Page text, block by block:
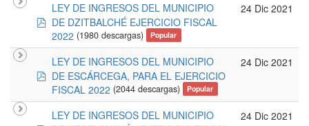
pdf
LEY DE INGRESOS DEL MUNICIPIO
DE DZITBALCHÉ EJERCICIO FISCAL
2022 (1980 descargas) Popular
24 Dic 2021
pdf
LEY DE INGRESOS DEL MUNICIPIO
DE ESCÁRCEGA, PARA EL EJERCICIO
FISCAL 2022 (2044 descargas) Popular
24 Dic 2021
LEY DE INGRESOS DEL MUNICIPIO
24 Dic 2021